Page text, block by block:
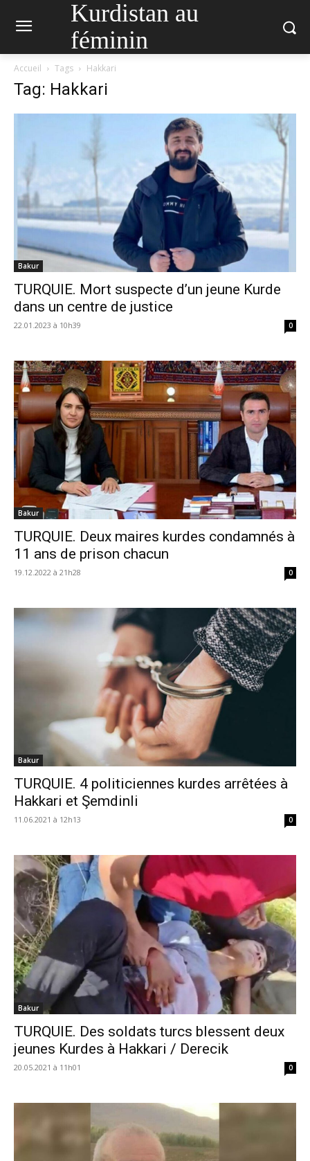
Kurdistan au
féminin
Accueil Tags Hakkari
Tag: Hakkari
Bakur
TURQUIE. Mort suspecte d’un jeune Kurde
dans un centre de justice
22.01.2023 à 10h39 0
Bakur
TURQUIE. Deux maires kurdes condamnés à
11 ans de prison chacun
19.12.2022 à 21h28 0
Bakur
TURQUIE. 4 politiciennes kurdes arrêtées à
Hakkari et Şemdinli
11.06.2021 à 12h13 0
Bakur
TURQUIE. Des soldats turcs blessent deux
jeunes Kurdes à Hakkari / Derecik
20.05.2021 à 11h01 0